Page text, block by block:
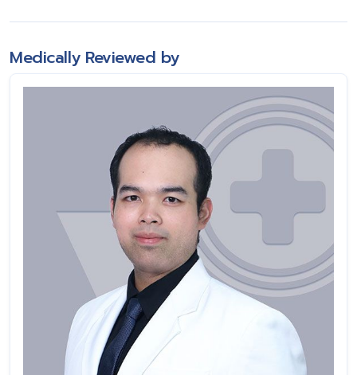
Medically Reviewed by